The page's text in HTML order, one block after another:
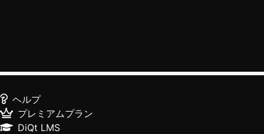
ヘルプ
プレミアムプラン
DiQt LMS